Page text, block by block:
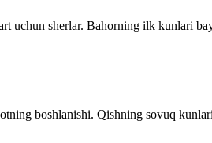
uchun sherlar. Bahorning ilk kunlari
boshlanishi. Qishning sovuq